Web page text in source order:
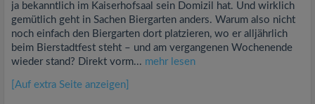
ja bekanntlich im Kaiserhofsaal sein Domizil hat. Und wirklich
gemütlich geht in Sachen Biergarten anders. Warum also nicht
noch einfach den Biergarten dort platzieren, wo er alljährlich
beim Bierstadtfest steht – und am vergangenen Wochenende
wieder stand? Direkt vorm... mehr lesen
[Auf extra Seite anzeigen]